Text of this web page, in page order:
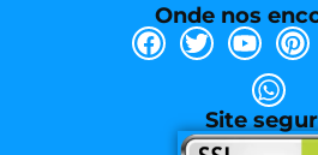
Onde nos
Site